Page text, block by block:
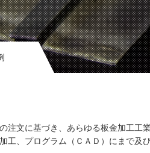
注文に基づき、あらゆる板金加工工
、プログラム（ＣＡＤ）にまで及